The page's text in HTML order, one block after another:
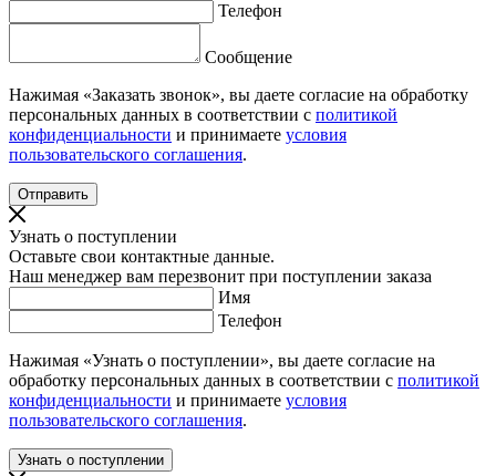
Телефон
Сообщение
Нажимая «Заказать звонок», вы даете согласие на обработку
персональных данных в соответствии с политикой
конфиденциальности и принимаете условия
пользовательского соглашения.
Узнать о поступлении
Оставьте свои контактные данные.
Наш менеджер вам перезвонит при поступлении заказа
Имя
Телефон
Нажимая «Узнать о поступлении», вы даете согласие на
обработку персональных данных в соответствии с политикой
конфиденциальности и принимаете условия
пользовательского соглашения.